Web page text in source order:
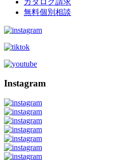
カタログ請求
無料個別相談
Instagram